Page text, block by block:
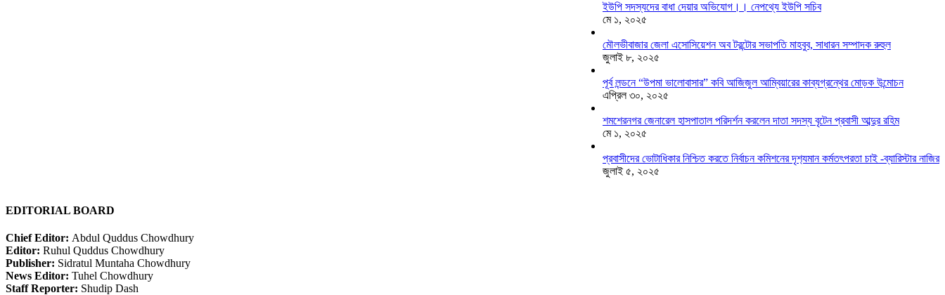
ইউপি সদস্যদের বাধা দেয়ার অভিযোগ।। নেপথ্যে ইউপি সচিব
মে ১, ২০২৫
মৌলভীবাজার জেলা এসোসিয়েশন অব টরন্টোর সভাপতি মাহবুব, সাধারন সম্পাদক রুহুল
জুলাই ৮, ২০২৫
পূর্ব লন্ডনে “উপমা ভালোবাসার” কবি আজিজুল আম্বিয়ারের কাব্যগ্রন্থের মোড়ক উন্মোচন
এপ্রিল ৩০, ২০২৫
শমশেরনগর জেনারেল হাসপাতাল পরিদর্শন করলেন দাতা সদস্য বৃটেন প্রবাসী আব্দুর রহিম
মে ১, ২০২৫
প্রবাসীদের ভোটাধিকার নিশ্চিত করতে নির্বাচন কমিশনের দৃশ‍্যমান কর্মতৎপরতা চাই -ব্যারিস্টার নাজির
জুলাই ৫, ২০২৫
EDITORIAL BOARD
Chief Editor: Abdul Quddus Chowdhury
Editor: Ruhul Quddus Chowdhury
Publisher: Sidratul Muntaha Chowdhury
News Editor: Tuhel Chowdhury
Staff Reporter: Shudip Dash